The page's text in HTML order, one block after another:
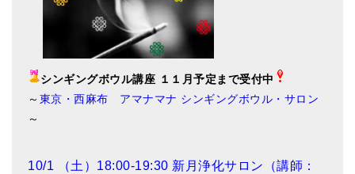
シンギングボウル講座 １１月予定まで受付中
～ 東京・西麻布 アマナマナ シンギングボウル・サロン
～
10/1 （土）18:00-19:30 新月浄化サロン（講師：